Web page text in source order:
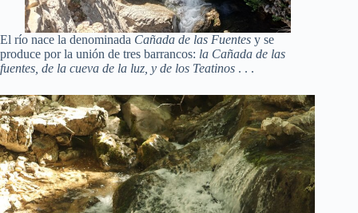
El río nace la denominada Cañada de las Fuentes y se
produce por la unión de tres barrancos: la Cañada de las
fuentes, de la cueva de la luz, y de los Teatinos . . .